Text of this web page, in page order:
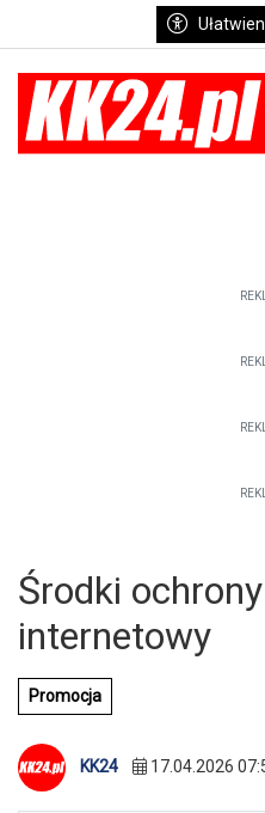
Środki
internetowy
Promocja
KK24 17.04.2026